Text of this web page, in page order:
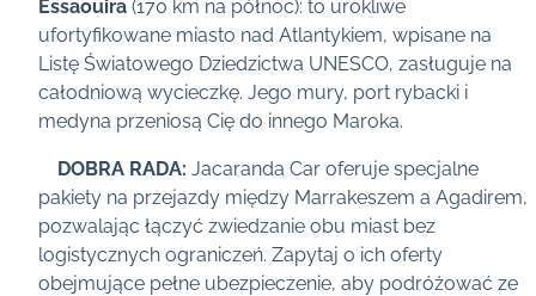
Essaouira (170 km na północ): to urokliwe
ufortyfikowane miasto nad Atlantykiem, wpisane na
Listę Światowego Dziedzictwa UNESCO, zasługuje na
całodniową wycieczkę. Jego mury, port rybacki i
medyna przeniosą Cię do innego Maroka.
DOBRA RADA: Jacaranda Car oferuje specjalne
pakiety na przejazdy między Marrakeszem a Agadirem,
pozwalając łączyć zwiedzanie obu miast bez
logistycznych ograniczeń. Zapytaj o ich oferty
obejmujące pełne ubezpieczenie, aby podróżować ze